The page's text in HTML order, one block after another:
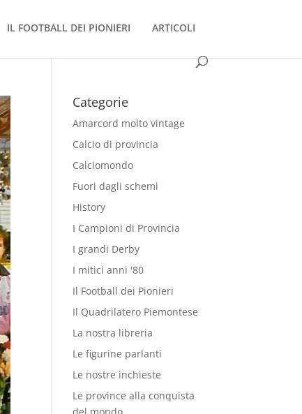
IL FOOTBALL DEI PIONIERI ARTICOLI
Categorie
Amarcord molto vintage
Calcio di provincia
Calciomondo
Fuori dagli schemi
History
I Campioni di Provincia
I grandi Derby
I mitici anni '80
Il Football dei Pionieri
Il Quadrilatero Piemontese
La nostra libreria
Le figurine parlanti
Le nostre inchieste
Le province alla conquista